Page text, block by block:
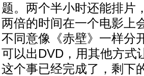
题。两个半小时还能排片
两倍的时间在一个电影上
不同意像《赤壁》一样分
可以出DVD，用其他方式
这个事已经完成了，剩下